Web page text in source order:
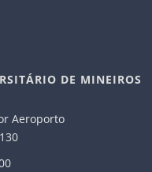
DE MINEIROS
Aeroporto